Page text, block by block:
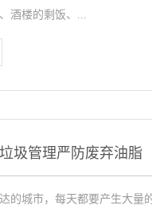
酒楼的剩饭、...
圾管理严防废弃油脂
的城市，每天都要产生大量